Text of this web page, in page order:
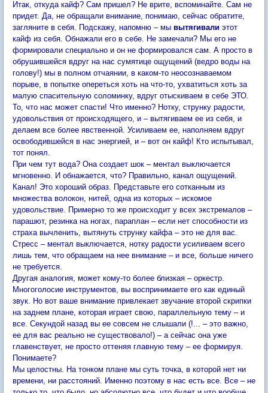
Итак, откуда кайф? Сам пришел? Не врите, вспоминайте. Сам не
придет. Да, не обращали внимание, понимаю, сейчас обратите,
загляните в себя. Подскажу, напомню – мы вытягивали этот
кайф из себя. Обнажали его в себе. Не замечали? Мы его не
формировали специально и он не формировался сам. А просто в
обрушившейся вдруг на нас сумятице ощущений (ведро воды на
голову!) мы в полном отчаянии, в каком-то неосознаваемом
порыве, в попытке опереться хоть на что-то, ухватиться хоть за
малую спасительную соломинку, вдруг отыскиваем в себе ЭТО.
То, что нас может спасти! Что именно? Нотку, струнку радости,
удовольствия от происходящего, и – вытягиваем ее из себя, и
делаем все более явственной. Усиливаем ее, наполняем вдруг
освободившейся в нас энергией, и – вот он кайф! Кто испытывал,
тот понял.
При чем тут вода? Она создает шок – ментал выключается
мгновенно. И обнажается, что? Правильно, канал ощущений.
Канал! Это хороший образ. Представьте его сотканным из
множества волокон, нитей, одна из которых – искомое
удовольствие. Примерно то же происходит у всех экстремалов –
парашют, резинка на ногах, параплан – если нет способности из
страха вычленить, вытянуть струнку кайфа – это не для вас.
Стресс – ментал выключается, нотку радости усиливаем всего
лишь тем, что обращаем на нее внимание – и все, больше ничего
не требуется.
Другая аналогия, может кому-то более близкая – оркестр.
Многоголосие инструментов, вы воспринимаете его как единый
звук. Но вот ваше внимание привлекает звучание второй скрипки
на заднем плане, которая играет свою, параллельную тему – и
все. Секундой назад вы ее совсем не слышали (!... – это важно,
ее для вас реально не существовало!) – а сейчас она уже
главенствует, не просто оттеняя главную тему – ее формируя.
Понимаете?
Мы целостны. На тонком плане мы суть точка, в которой нет ни
времени, ни расстояний. Именно поэтому в нас есть все. Все – не